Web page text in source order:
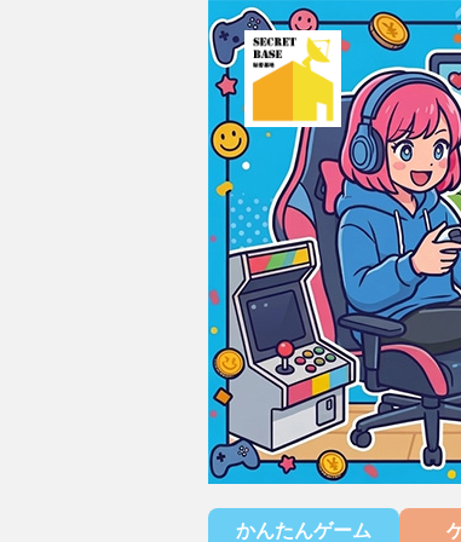
かんたんゲーム